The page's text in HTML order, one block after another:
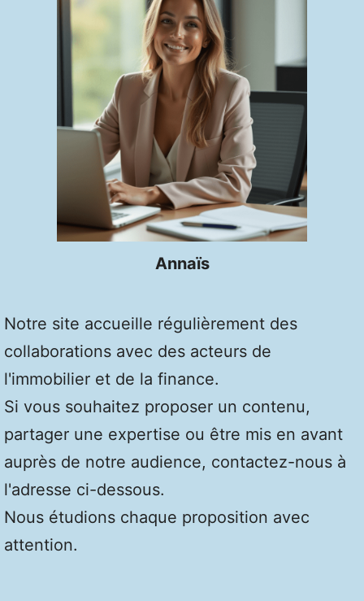
Annaïs
Notre site accueille régulièrement des
collaborations avec des acteurs de
l'immobilier et de la finance.
Si vous souhaitez proposer un contenu,
partager une expertise ou être mis en avant
auprès de notre audience, contactez-nous à
l'adresse ci-dessous.
Nous étudions chaque proposition avec
attention.